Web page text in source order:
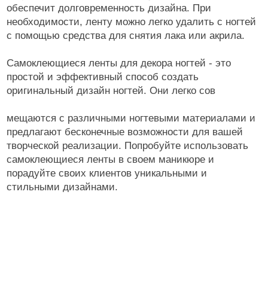
обеспечит долговременность дизайна. При
необходимости, ленту можно легко удалить с ногтей
с помощью средства для снятия лака или акрила.
Самоклеющиеся ленты для декора ногтей - это
простой и эффективный способ создать
оригинальный дизайн ногтей. Они легко сов
мещаются с различными ногтевыми материалами и
предлагают бесконечные возможности для вашей
творческой реализации. Попробуйте использовать
самоклеющиеся ленты в своем маникюре и
порадуйте своих клиентов уникальными и
стильными дизайнами.